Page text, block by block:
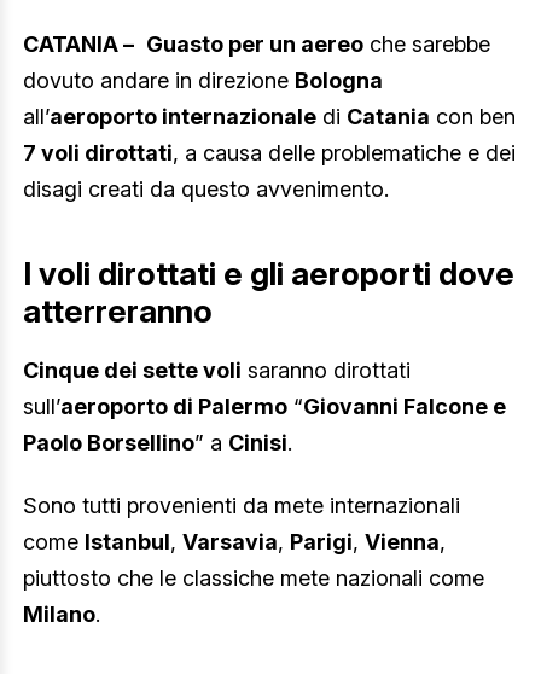
CATANIA – Guasto per un aereo che sarebbe
dovuto andare in direzione Bologna
all’aeroporto internazionale di Catania con ben
7 voli dirottati, a causa delle problematiche e dei
disagi creati da questo avvenimento.
I voli dirottati e gli aeroporti dove
atterreranno
Cinque dei sette voli saranno dirottati
sull’aeroporto di Palermo “Giovanni Falcone e
Paolo Borsellino” a Cinisi.
Sono tutti provenienti da mete internazionali
come Istanbul, Varsavia, Parigi, Vienna,
piuttosto che le classiche mete nazionali come
Milano.